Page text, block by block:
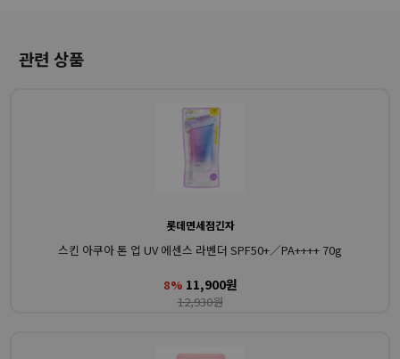
관련 상품
롯데면세점긴자
스킨 아쿠아 톤 업 UV 에센스 라벤더 SPF50+／PA++++ 70g
8% 11,900원
12,930원